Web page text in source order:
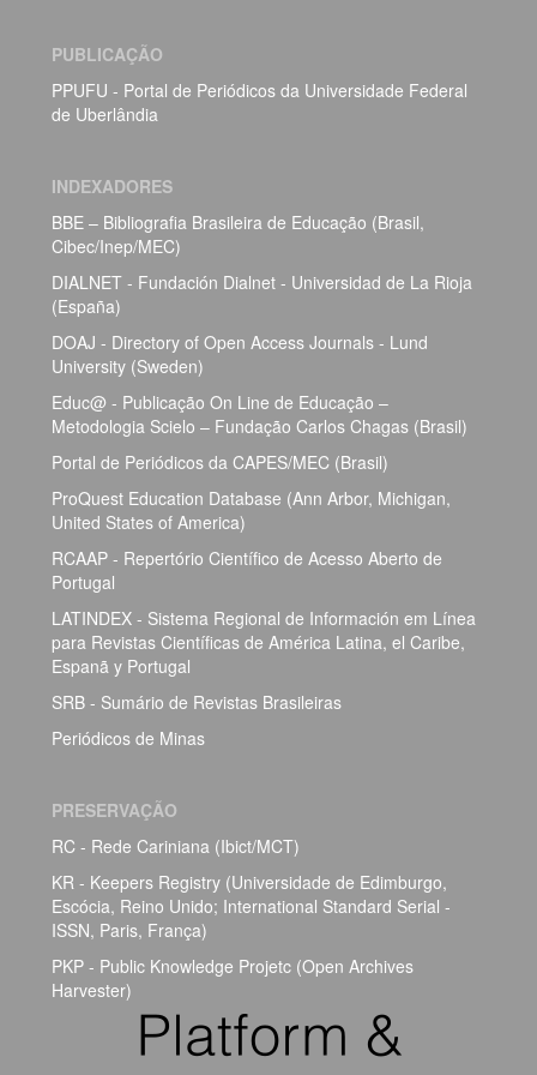
PUBLICAÇÃO
PPUFU - Portal de Periódicos da Universidade Federal
de Uberlândia
INDEXADORES
BBE – Bibliografia Brasileira de Educação (Brasil,
Cibec/Inep/MEC)
DIALNET - Fundación Dialnet - Universidad de La Rioja
(España)
DOAJ - Directory of Open Access Journals - Lund
University (Sweden)
Educ@ - Publicação On Line de Educação –
Metodologia Scielo – Fundação Carlos Chagas (Brasil)
Portal de Periódicos da CAPES/MEC (Brasil)
ProQuest Education Database (Ann Arbor, Michigan,
United States of America)
RCAAP - Repertório Científico de Acesso Aberto de
Portugal
LATINDEX - Sistema Regional de Información em Línea
para Revistas Científicas de América Latina, el Caribe,
Espanã y Portugal
SRB - Sumário de Revistas Brasileiras
Periódicos de Minas
PRESERVAÇÃO
RC - Rede Cariniana (Ibict/MCT)
KR - Keepers Registry (Universidade de Edimburgo,
Escócia, Reino Unido; International Standard Serial -
ISSN, Paris, França)
PKP - Public Knowledge Projetc (Open Archives
Harvester)